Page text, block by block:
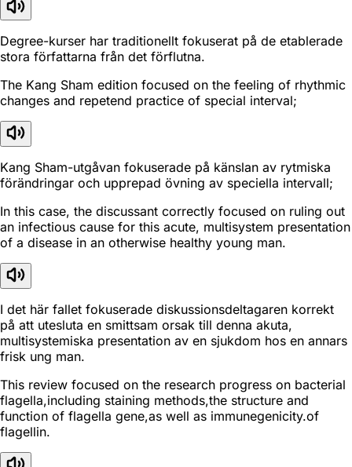
Degree-kurser har traditionellt fokuserat på de etablerade
stora författarna från det förflutna.
The Kang Sham edition focused on the feeling of rhythmic
changes and repetend practice of special interval;
Kang Sham-utgåvan fokuserade på känslan av rytmiska
förändringar och upprepad övning av speciella intervall;
In this case, the discussant correctly focused on ruling out
an infectious cause for this acute, multisystem presentation
of a disease in an otherwise healthy young man.
I det här fallet fokuserade diskussionsdeltagaren korrekt
på att utesluta en smittsam orsak till denna akuta,
multisystemiska presentation av en sjukdom hos en annars
frisk ung man.
This review focused on the research progress on bacterial
flagella,including staining methods,the structure and
function of flagella gene,as well as immunegenicity.of
flagellin.